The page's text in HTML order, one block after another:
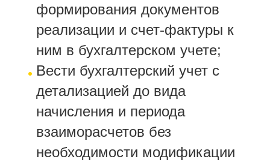
формирования документов
реализации и счет-фактуры к
ним в бухгалтерском учете;
Вести бухгалтерский учет с
детализацией до вида
начисления и периода
взаиморасчетов без
необходимости модификации